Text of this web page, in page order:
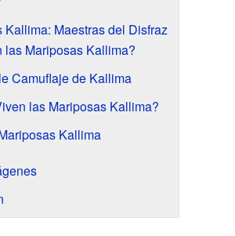
Kallima: Maestras del Disfraz
las Mariposas Kallima?
Camuflaje de Kallima
las Mariposas Kallima?
Kallima